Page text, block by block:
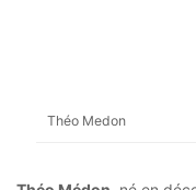
Théo Medon